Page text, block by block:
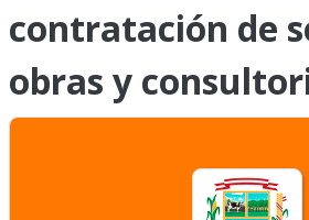
contratación de
obras y